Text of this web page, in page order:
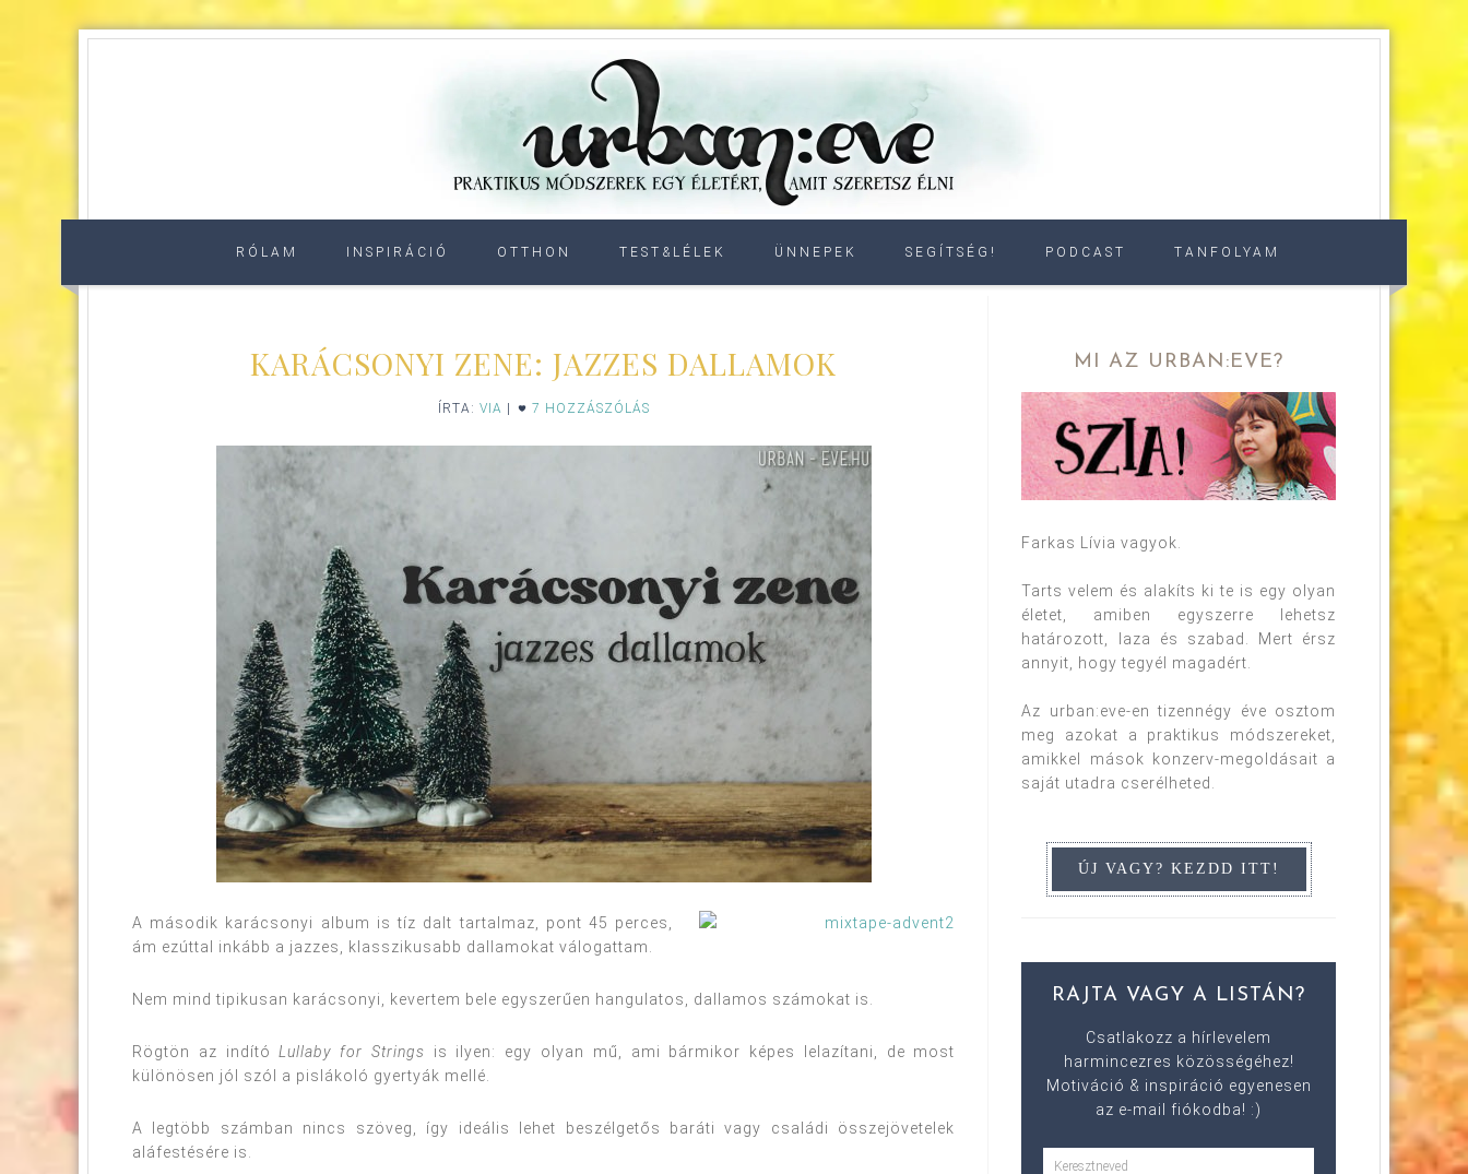
RÓLAM INSPIRÁCIÓ OTTHON TEST&LÉLEK ÜNNEPEK SEGÍTSÉG! PODCAST TANFOLYAM
KARÁCSONYI ZENE: JAZZES DALLAMOK
ÍRTA: VIA 7 HOZZÁSZÓLÁS
A második karácsonyi album is tíz dalt tartalmaz, pont 45 perces,
ám ezúttal inkább a jazzes, klasszikusabb dallamokat válogattam.
Nem mind tipikusan karácsonyi, kevertem bele egyszerűen hangulatos, dallamos számokat is.
Rögtön az indítóLullaby for Strings
is ilyen: egy olyan mű, ami bármikor képes lelazítani, de most
különösen jól szól a pislákoló gyertyák mellé.
A legtöbb számban nincs szöveg, így ideális lehet beszélgetős baráti vagy családi összejövetelek
aláfestésére is.
MI AZ URBAN:EVE?
Farkas Lívia vagyok.
Tarts velem és alakíts ki te is egy olyan
életet, amiben egyszerre lehetsz
határozott, laza és szabad. Mert érsz
annyit, hogy tegyél magadért.
Az urban:eve-en tizennégy éve osztom
meg azokat a praktikus módszereket,
amikkel mások konzerv-megoldásait a
saját utadra cserélheted.
RAJTA VAGY A LISTÁN?
Csatlakozz a hírlevelem
harmincezres közösségéhez!
Motiváció & inspiráció egyenesen
az e-mail fiókodba! :)